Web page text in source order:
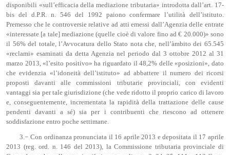
disponibili «sull’efficacia della mediazione tributaria» introdotta dall’art. 17-
bis del d.P.R. n. 546 del 1992 paiono confermare l’utilità dell’istituto.
Premesso che le controversie relative ad atti emessi dall’Agenzia delle entrate
«interessate [a tale] mediazione (quelle cioè di valore fino ad € 20.000)» sono
il 56% del totale, l’Avvocatura dello Stato nota che, nell’àmbito dei 65.545
«reclami» esaminati da detta Agenzia nel periodo dal 3 ottobre 2012 al 31
marzo 2013, «l’esito positivo» ha riguardato il 48,2% delle «posizioni», dato
che evidenzia «l’idoneità dell’istituto» ad abbattere il numero dei ricorsi
proposti davanti alle commissioni tributarie provinciali, con evidenti
vantaggi sia per tale giurisdizione (che vede ridotto il proprio carico di lavoro
e, conseguentemente, incrementata la rapidità della trattazione delle cause
pendenti davanti a sé) sia per i contribuenti che riescono ad ottenere
soddisfazione entro poche settimane.
3.− Con ordinanza pronunciata il 16 aprile 2013 e depositata il 17 aprile
2013 (reg. ord. n. 146 del 2013), la Commissione tributaria provinciale di